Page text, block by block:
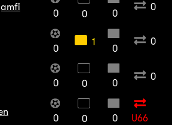
0 0 0
0
0
1
0
0
0 0 0
0
0 0 0 U66